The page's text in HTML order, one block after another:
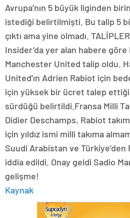
Avrupa’nın 5 büyük liginden
istediği belirtilmişti. Bu talip 5
çıktı ama yine olmadı.
Insider’da yer alan habere göre
Manchester United talip oldu.
United’ın Adrien Rabiot için
için yüksek bir ücret talep
sürdüğü belirtildi.Fransa Milli
Didier Deschamps, Rabiot
için yıldız ismi milli takıma
Suudi Arabistan ve
iddia edildi. Onay geldi Sadio
gelişme!
Kaynak